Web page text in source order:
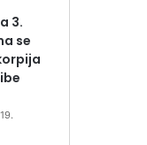
3.
se